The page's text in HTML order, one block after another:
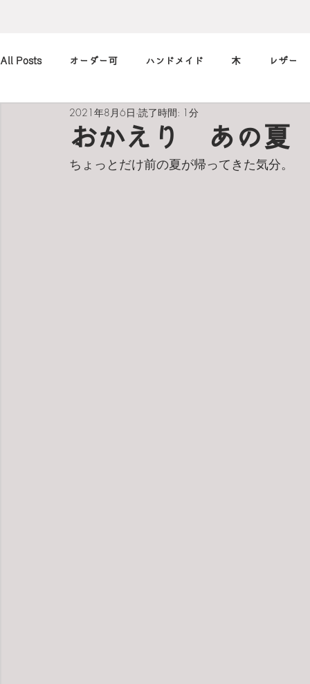
All Posts オーダー可 ハンドメイド 木 レザー
カメラ 本 筆記用具
art 買ったもの 小休止の 習慣
おかえり あの夏
2021年8月6日 読了時間: 1分
ちょっとだけ前の夏が帰ってきた気分。